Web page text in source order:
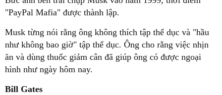
"PayPal Mafia" được thành lập.
Musk từng nói rằng ông không thích tập thể dục và "hầu
như không bao giờ" tập thể dục. Ông cho rằng việc nhịn
ăn và dùng thuốc giảm cân đã giúp ông có được ngoại
hình như ngày hôm nay.
Bill Gates